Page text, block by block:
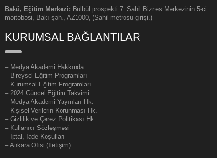
Bakü, Eğitim Merkezi: Bülbül prospekti 7, Sahil Biznes Mərkəzinin 5-ci
mərtəbəsi, Bakı şəh., AZ1000, (Sahil metrosu girişi.)
KURUMSAL BAĞLANTILAR
– Medya Akademi Hakkında
– Bireysel Eğitim Programları
– Kurumsal Eğitim Programları
– 2024 Güncel Eğitim Takvimi
– Medya Akademi Yayınları Hk.
– Kişisel Verilerin Korunması Hk.
– Gizlilik ve Çerez Politikası Hk.
– Kullanıcı Sözleşmesi
– İptal, İade Koşulları
– Ankara Ofisi (İletişim)